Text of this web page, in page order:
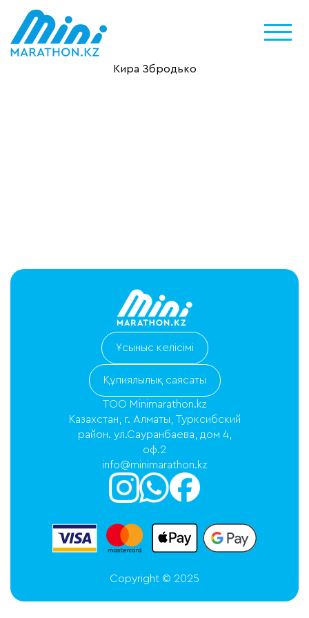
Кира Збродько
Ұсыныс келісімі
Құпиялылық саясаты
ТОО Minimarathon.kz
Казахстан, г. Алматы, Турксибский
район. ул.Сауранбаева, дом 4,
оф.2
info@minimarathon.kz
Copyright © 2025